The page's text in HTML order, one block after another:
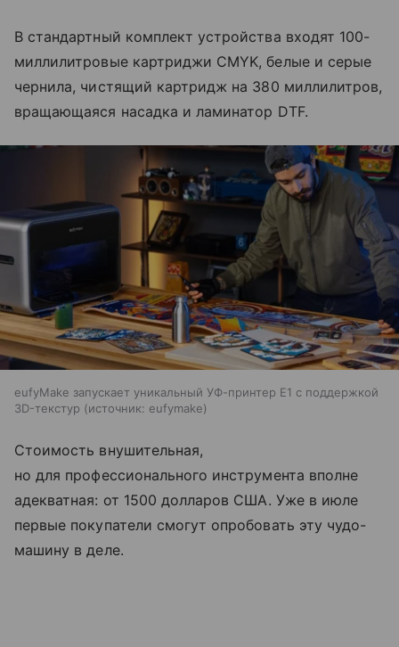
В стандартный комплект устройства входят 100-
миллилитровые картриджи CMYK, белые и серые
чернила, чистящий картридж на 380 миллилитров,
вращающаяся насадка и ламинатор DTF.
eufyMake запускает уникальный УФ-принтер E1 с поддержкой
3D-текстур
источник: eufymake
Стоимость внушительная,
но для профессионального инструмента вполне
адекватная: от 1500 долларов США. Уже в июле
первые покупатели смогут опробовать эту чудо-
машину в деле.